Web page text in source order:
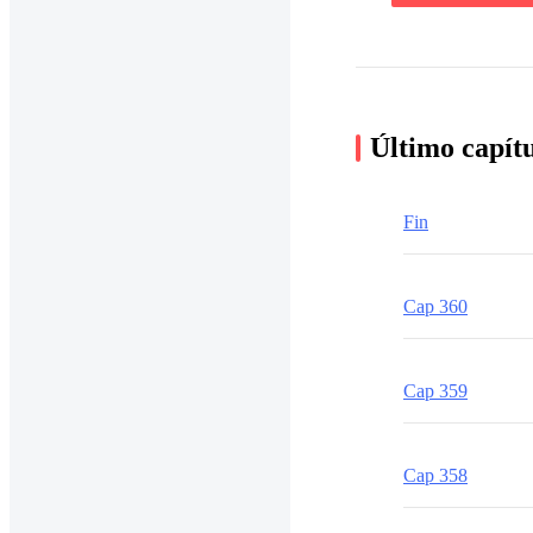
Último
Fin
Cap 360
Cap 359
Cap 358